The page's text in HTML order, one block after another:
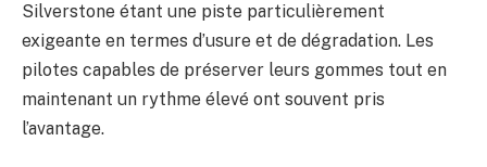
Silverstone étant une piste particulièrement
exigeante en termes d’usure et de dégradation. Les
pilotes capables de préserver leurs gommes tout en
maintenant un rythme élevé ont souvent pris
l’avantage.